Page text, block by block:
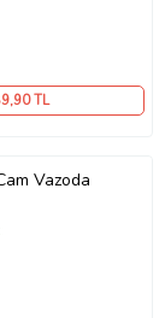
Hediyesi
,90 TL
Vazoda